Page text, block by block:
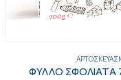
ΦΥΛΛΟ ΣΦΟΛΙΑΤΑ